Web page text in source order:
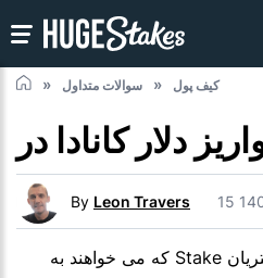
سوالات متداول کیف پول
By Leon Travers
راهنمای گام به گام برای مشتریان Stake که می خواهند به